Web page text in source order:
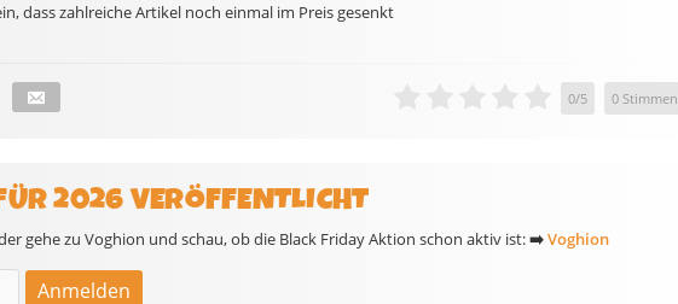
dass zahlreiche Artikel noch einmal im Preis gesenkt
0/5 0Stimmen
2026 VERÖFFENTLICHT
gehe zu Voghion und schau, ob die Black Friday Aktion schon aktiv ist:➡️Voghion